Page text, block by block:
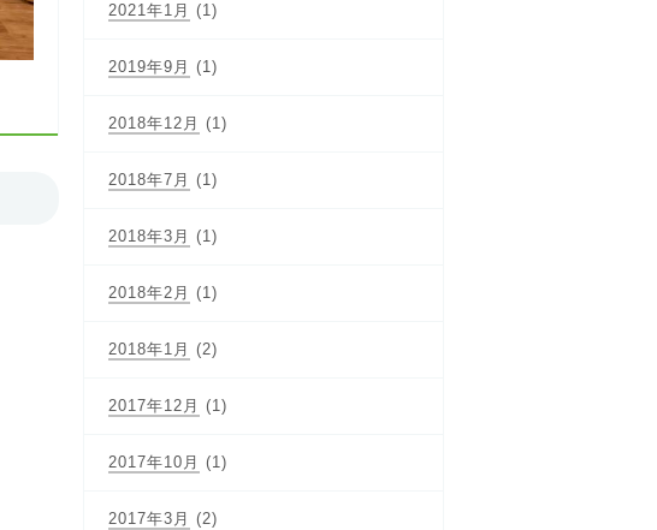
2021年1月 (1)
2019年9月 (1)
2018年12月 (1)
2018年7月 (1)
2018年3月 (1)
2018年2月 (1)
2018年1月 (2)
2017年12月 (1)
2017年10月 (1)
2017年3月 (2)